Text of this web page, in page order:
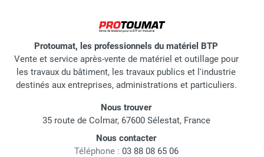
Protoumat, les professionnels du matériel BTP
Vente et service après-vente de matériel et outillage pour
les travaux du bâtiment, les travaux publics et l'industrie
destinés aux entreprises, administrations et particuliers.
Nous trouver
35 route de Colmar, 67600 Sélestat, France
Nous contacter
Téléphone : 03 88 08 65 06